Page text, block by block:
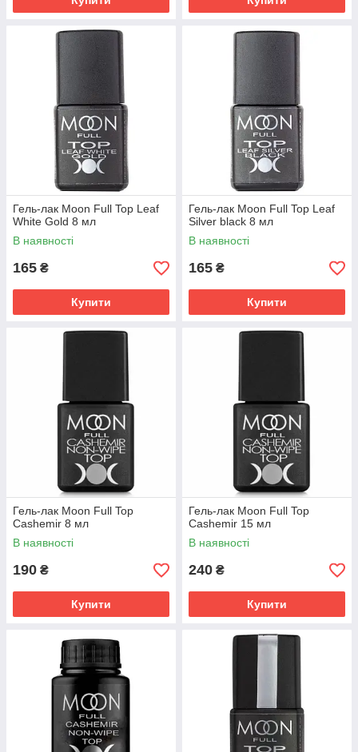
Гель-лак Moon Full Top Leaf
White Gold 8 мл
В наявності
165 ₴
Купити
Гель-лак Moon Full Top Leaf
Silver black 8 мл
В наявності
165 ₴
Купити
Гель-лак Moon Full Top
Cashemir 8 мл
В наявності
190 ₴
Купити
Гель-лак Moon Full Top
Cashemir 15 мл
В наявності
240 ₴
Купити